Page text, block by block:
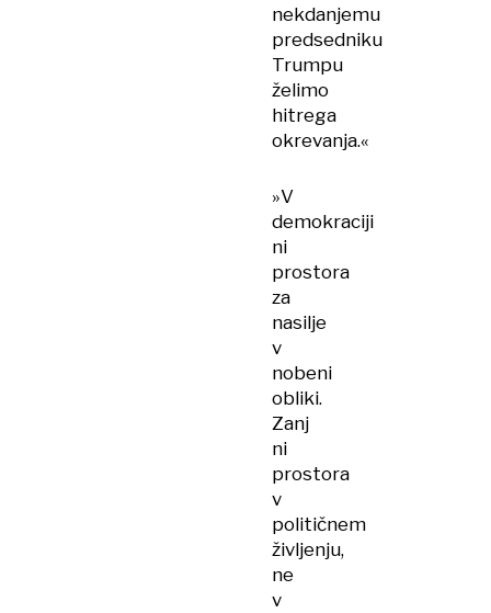
nekdanjemu
predsedniku
Trumpu
želimo
hitrega
okrevanja.«
»V
demokraciji
ni
prostora
za
nasilje
v
nobeni
obliki.
Zanj
ni
prostora
v
političnem
življenju,
ne
v